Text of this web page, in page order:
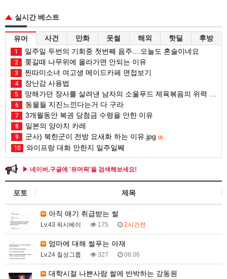
실시간 베스트
유머 사건 만화 웃썰 해외 핫딜 후방
1 일주일 두번의 기회중 첫번째 음주....오늘도 혼술이네요
2 쫒길때 나무위에 올라가면 안되는 이유
3 찐따미소녀 여고생 메이드카페 면접보기
4 장난감 사용법
5 망해가던 장사를 살려낸 남자의 소울푸드 제육볶음의 위력 ㅋㅋ
6 동물들 지진느낀다는거 다 구라
7 3개월동안 복권 당첨금 수령을 안한 이유
8 일본의 양아치 카레
9 군사) 북한군이 전방 요새화 하는 이유.jpg (1)
10 와이프랑 대화 안한지 일주일째
▶ 네이버,구글에 '유머픽'을 검색해보세요!
포토 제목
아직 애기 취급받는 썰
Lv.43 픽시베이 175 2시간전
엄마에 대해 썰푸는 아재
Lv.24 칠성그룹 327 08.06
대학시절 나쁜사람 썰에 반박하는 강동원